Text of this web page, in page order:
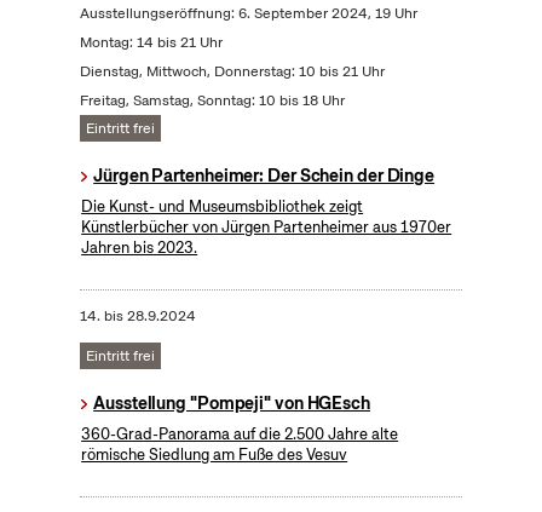
Ausstellungseröffnung: 6. September 2024, 19 Uhr
Montag: 14 bis 21 Uhr
Dienstag, Mittwoch, Donnerstag: 10 bis 21 Uhr
Freitag, Samstag, Sonntag: 10 bis 18 Uhr
Eintritt frei
Jürgen Partenheimer: Der Schein der Dinge
Die Kunst- und Museumsbibliothek zeigt
Künstlerbücher von Jürgen Partenheimer aus 1970er
Jahren bis 2023.
14. bis28.9.2024
Eintritt frei
Ausstellung "Pompeji" von HGEsch
360-Grad-Panorama auf die 2.500 Jahre alte
römische Siedlung am Fuße des Vesuv